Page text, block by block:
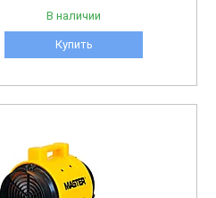
В наличии
Купить